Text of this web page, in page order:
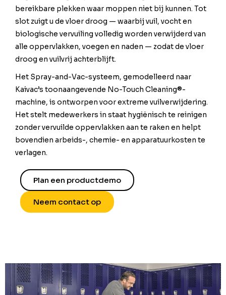
bereikbare plekken waar moppen niet bij kunnen. Tot
slot zuigt u de vloer droog — waarbij vuil, vocht en
biologische vervuiling volledig worden verwijderd van
alle oppervlakken, voegen en naden — zodat de vloer
droog en vuilvrij achterblijft.
Het Spray-and-Vac-systeem, gemodelleerd naar
Kaivac’s toonaangevende No-Touch Cleaning®-
machine, is ontworpen voor extreme vuilverwijdering.
Het stelt medewerkers in staat hygiënisch te reinigen
zonder vervuilde oppervlakken aan te raken en helpt
bovendien arbeids-, chemie- en apparatuurkosten te
verlagen.
Plan een productdemo
Neem contact op